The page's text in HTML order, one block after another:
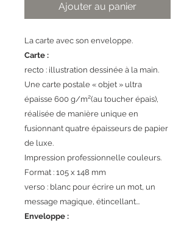
Ajouter au panier
La carte avec son enveloppe.
Carte :
recto : illustration dessinée à la main.
Une carte postale « objet » ultra
épaisse 600 g/m²(au toucher épais),
réalisée de manière unique en
fusionnant quatre épaisseurs de papier
de luxe.
Impression professionnelle couleurs.
Format : 105 x 148 mm
verso : blanc pour écrire un mot, un
message magique, étincellant...
Enveloppe :